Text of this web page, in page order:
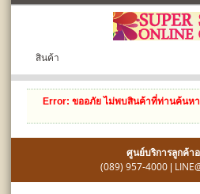
สินค้า
Error: ขออภัย ไม่พบสินค้าที่ท่านค้นห
ศูนย์บริการลูกค้า
(089) 957-4000|